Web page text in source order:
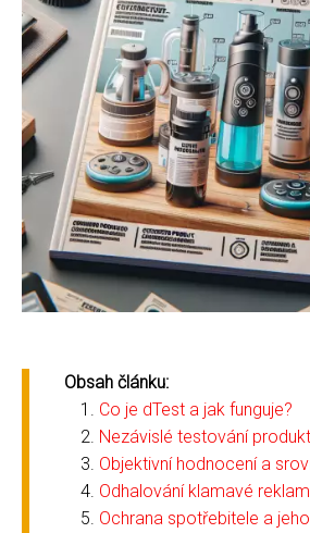
Obsah článku:
Co je dTest a jak funguje?
Nezávislé testování
Objektivní hodnocení a
Odhalování klamavé
Ochrana spotřebitele a